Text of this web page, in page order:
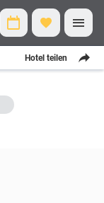
Hotel teilen